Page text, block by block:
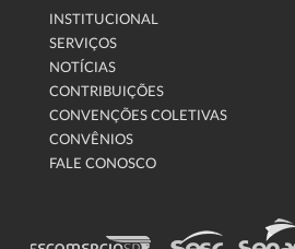
INSTITUCIONAL
SERVIÇOS
NOTÍCIAS
CONTRIBUIÇÕES
CONVENÇÕES COLETIVAS
CONVÊNIOS
FALE CONOSCO